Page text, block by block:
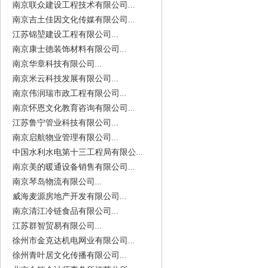
南京联众建设工程技术有限公司...
南京吉土佳因文化传媒有限公司...
江苏锦堃建设工程有限公司...
南京康士德装饰材料有限公司...
南京华章科技有限公司...
南京米云科技发展有限公司...
南京伟润瑞市政工程有限公司...
南京怀恩文化教育咨询有限公司...
江苏鲁宁管业科技有限公司...
南京启航物业管理有限公司...
中国水利水电第十三工程局有限公...
南京美的暖通设备销售有限公司...
南京琴岛物流有限公司...
威海麦源房地产开发有限公司...
南京清江冷链食品有限公司...
江苏群智贸易有限公司...
徐州市金克达机电网业有限公司...
徐州青叶居文化传播有限公司...